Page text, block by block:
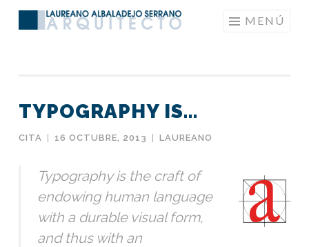
Saltar
MENÚ
TYPOGRAPHY IS…
CITA 16 OCTUBRE, 2013 LAUREANO
Typography is the craft of
endowing human language
with a durable visual form,
and thus with an